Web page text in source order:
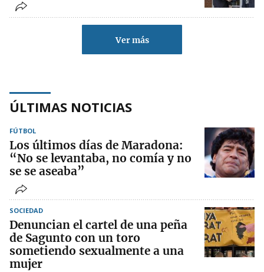
Ver más
ÚLTIMAS NOTICIAS
FÚTBOL
Los últimos días de Maradona:
“No se levantaba, no comía y no
se se aseaba”
SOCIEDAD
Denuncian el cartel de una peña
de Sagunto con un toro
sometiendo sexualmente a una
mujer